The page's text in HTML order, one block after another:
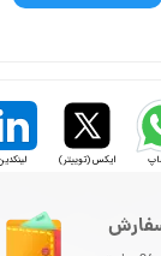
ایکس (توییتر)